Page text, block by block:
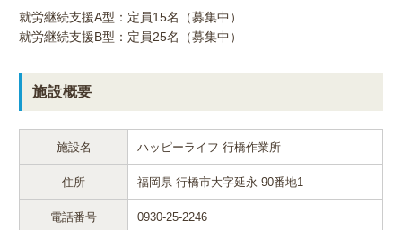
就労継続支援A型：定員15名（募集中）
就労継続支援B型：定員25名（募集中）
施設概要
施設名 ハッピーライフ 行橋作業所
住所 福岡県 行橋市大字延永 90番地1
電話番号 0930-25-2246